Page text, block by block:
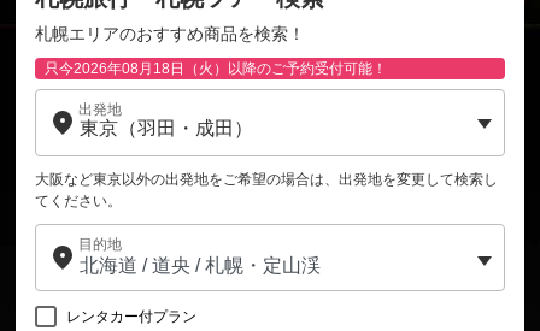
札幌エリアのおすすめ商品を検索！
只今2026年08月18日（火）以降のご予約受付可能！
出発地
大阪など東京以外の出発地をご希望の場合は、出発地を変更して検索し
てください。
目的地
レンタカー付プラン